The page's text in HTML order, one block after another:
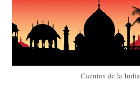
Cuentos de la India